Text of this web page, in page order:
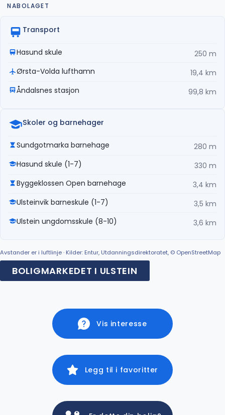
NABOLAGET
Transport
Hasund skule
250 m
Ørsta-Volda lufthamn
19,4 km
Åndalsnes stasjon
99,8 km
Skoler og barnehager
Sundgotmarka barnehage
280 m
Hasund skule (1-7)
330 m
Byggeklossen Open barnehage
3,4 km
Ulsteinvik barneskule (1-7)
3,5 km
Ulstein ungdomsskule (8-10)
3,6 km
Avstander er i luftlinje · Kilder: Entur, Utdanningsdirektoratet, © OpenStreetMap
BOLIGMARKEDET I ULSTEIN
Vis interesse
Legg til i favoritter